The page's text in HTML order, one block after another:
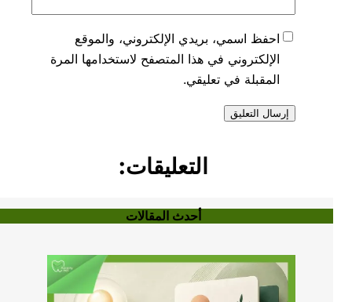
احفظ اسمي، بريدي الإلكتروني، والموقع
الإلكتروني في هذا المتصفح لاستخدامها المرة
المقبلة في تعليقي.
التعليقات:
أحدث المقالات